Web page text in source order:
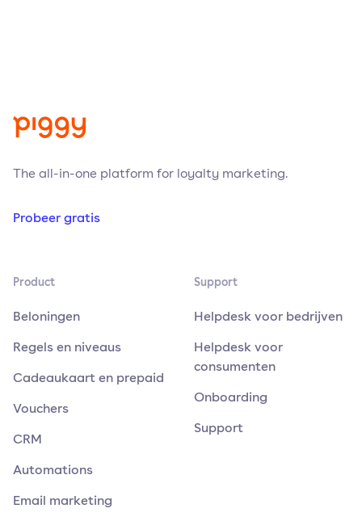
The all-in-one platform for loyalty marketing.
Probeer gratis
Product
Beloningen
Regels en niveaus
Cadeaukaart en prepaid
Vouchers
CRM
Automations
Email marketing
Support
Helpdesk voor bedrijven
Helpdesk voor
consumenten
Onboarding
Support